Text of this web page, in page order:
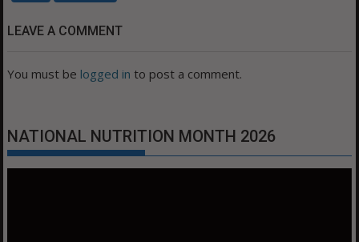
LEAVE A COMMENT
You must be logged in to post a comment.
NATIONAL NUTRITION MONTH 2026